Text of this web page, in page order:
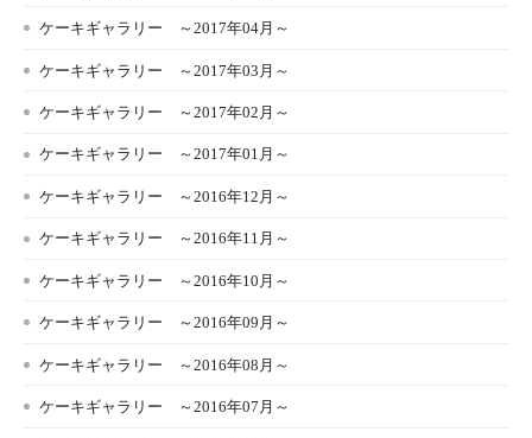
ケーキギャラリー ～2017年04月～
ケーキギャラリー ～2017年03月～
ケーキギャラリー ～2017年02月～
ケーキギャラリー ～2017年01月～
ケーキギャラリー ～2016年12月～
ケーキギャラリー ～2016年11月～
ケーキギャラリー ～2016年10月～
ケーキギャラリー ～2016年09月～
ケーキギャラリー ～2016年08月～
ケーキギャラリー ～2016年07月～